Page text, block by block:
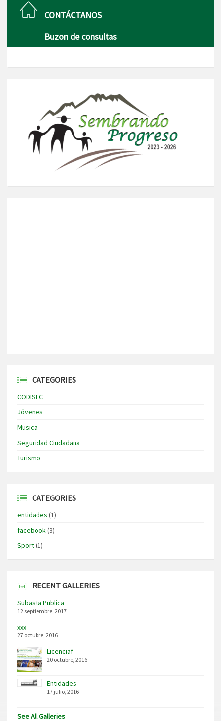
CONTÁCTANOS
Buzon de consultas
CATEGORIES
CODISEC
Jóvenes
Musica
Seguridad Ciudadana
Turismo
CATEGORIES
entidades (1)
facebook(3)
Sport(1)
RECENT GALLERIES
Subasta Publica
12 septiembre, 2017
xxx
27 octubre, 2016
Licenciaf
20 octubre, 2016
Entidades
17 julio, 2016
See All Galleries